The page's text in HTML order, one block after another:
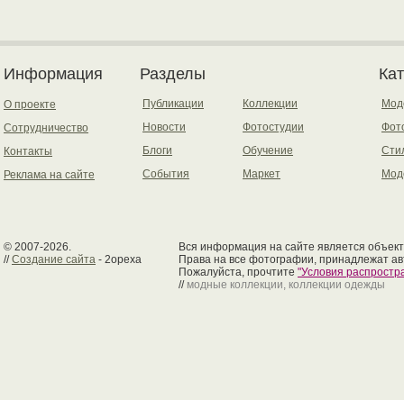
Информация
О проекте
Сотрудничество
Контакты
Реклама на сайте
Разделы
Публикации
Новости
Блоги
События
Коллекции
Фотостудии
Обучение
Маркет
© 2007-2026.
//Создание сайта - 2opexa
Вся информация на сайте является
Права на все фотографии, принадлежат
Пожалуйста, прочтите "Условия
// модные коллекции, коллекции одежды